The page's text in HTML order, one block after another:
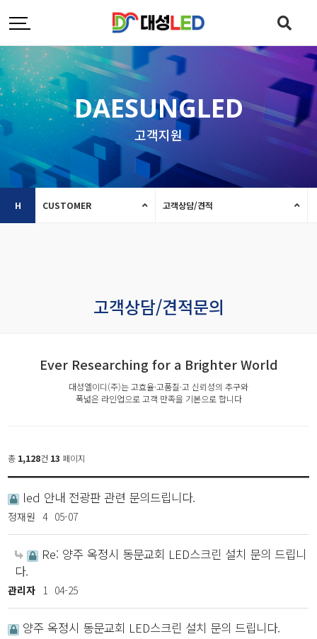
DAESUNGLED
고객지원
H CUSTOMER 고객상담/견적
고객상담/견적문의
Ever Researching for a Brighter World
대성엘이디(주)는 고효율·고품질·고 신뢰성의 추구와
폭넓은 라인업으로 고객 만족을 기본으로 합니다
총 1,128건 13 페이지
led 안내 전광판 관련 문의드립니다.
정재원 4 05-07
Re: 양주 옥정시 동문교회 LED스크린 설치 문의 드립니
다.
관리자 1 04-25
양주 옥정시 동문교회 LED스크린 설치 문의 드립니다.